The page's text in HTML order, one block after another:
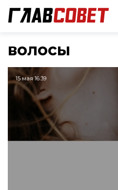
волосы
15 мая 16:39